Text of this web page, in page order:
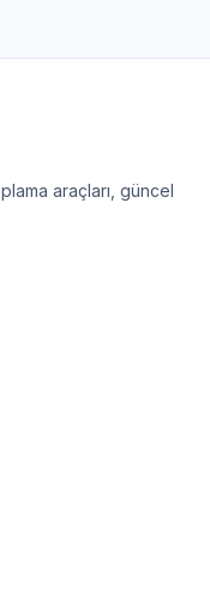
araçları, güncel